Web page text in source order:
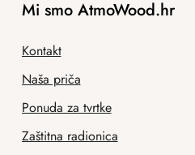
Mi smo AtmoWood.hr
Kontakt
Naša priča
Ponuda za tvrtke
Zaštitna radionica